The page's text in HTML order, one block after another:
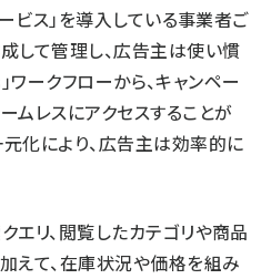
ビス」を導入している事業者ご
して管理し、広告主は使い慣
ークフローから、キャンペー
ムレスにアクセスすることが
化により、広告主は効率的に
エリ、閲覧したカテゴリや商品
えて、在庫状況や価格を組み